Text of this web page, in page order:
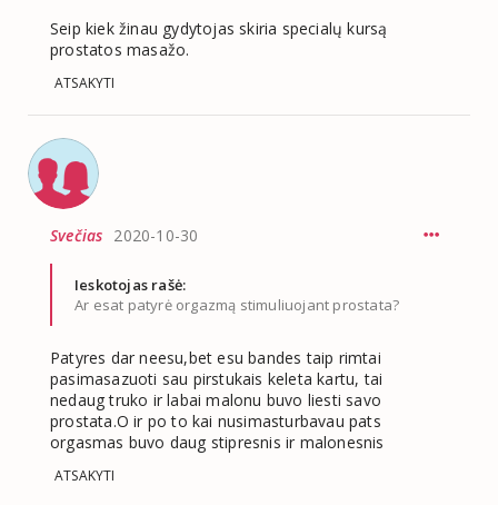
Seip kiek žinau gydytojas skiria specialų kursą
prostatos masažo.
ATSAKYTI
Svečias 2020-10-30
Ieskotojas rašė:
Ar esat patyrė orgazmą stimuliuojant prostata?
Patyres dar neesu,bet esu bandes taip rimtai
pasimasazuoti sau pirstukais keleta kartu, tai
nedaug truko ir labai malonu buvo liesti savo
prostata.O ir po to kai nusimasturbavau pats
orgasmas buvo daug stipresnis ir malonesnis
ATSAKYTI